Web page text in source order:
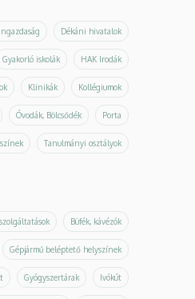
Dékáni hivatalok
Gyakorló iskolák HAK Irodák
Klinikák Kollégiumok
Óvodák, Bölcsődék Porta
Tanulmányi osztályok
Büfék, kávézók
Gépjármű beléptető helyszínek
Gyógyszertárak Ivókút